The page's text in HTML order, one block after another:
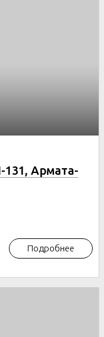
Армата-
Подробнее